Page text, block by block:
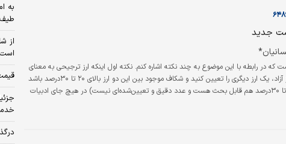
جدید
که در رابطه با این موضوع به چند نکته اشاره کنم. نکته اول اینکه ارز ترجیحی به معنای
اینکه به جز ارز آزاد، یک ارز دیگری را تعیین کنید و شکاف موجود بین این دو ارز بالای ۲۰ تا ۳۰درصد باشد
(البته عدد ۲۰ تا ۳۰درصد هم قابل بحث هست و عدد دقیق و تعیین‌شده‌ای نیست) در هیچ جای ادبیات
به
از